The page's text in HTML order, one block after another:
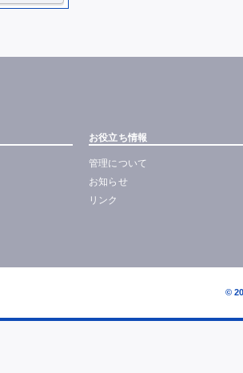
お役立ち情報
管理について
お知らせ
リンク
©